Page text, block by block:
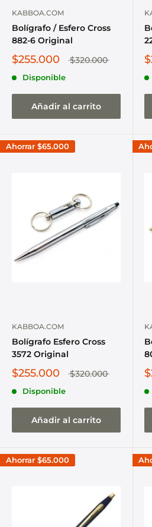
KABBOA.COM
Bolígrafo / Esfero Cross
882-6 Original
$255.000 $320.000
Disponible
Añadir al carrito
Ahorrar $65.000
KABBOA.COM
Bolígrafo Esfero Cross
3572 Original
$255.000 $320.000
Disponible
Añadir al carrito
Ahorrar $65.000